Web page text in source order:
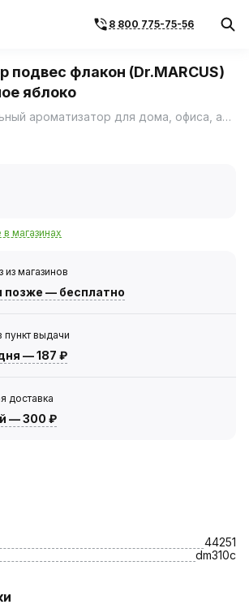
8 800 775-75-56
подвес флакон (Dr.MARCUS)
яблоко
ECOLO MIX – стильный ароматизатор для дома, офиса, автомобиля.
магазинах
магазинов
позже — бесплатно
пункт выдачи
—187 ₽
доставка
—300 ₽
44251
dm310c